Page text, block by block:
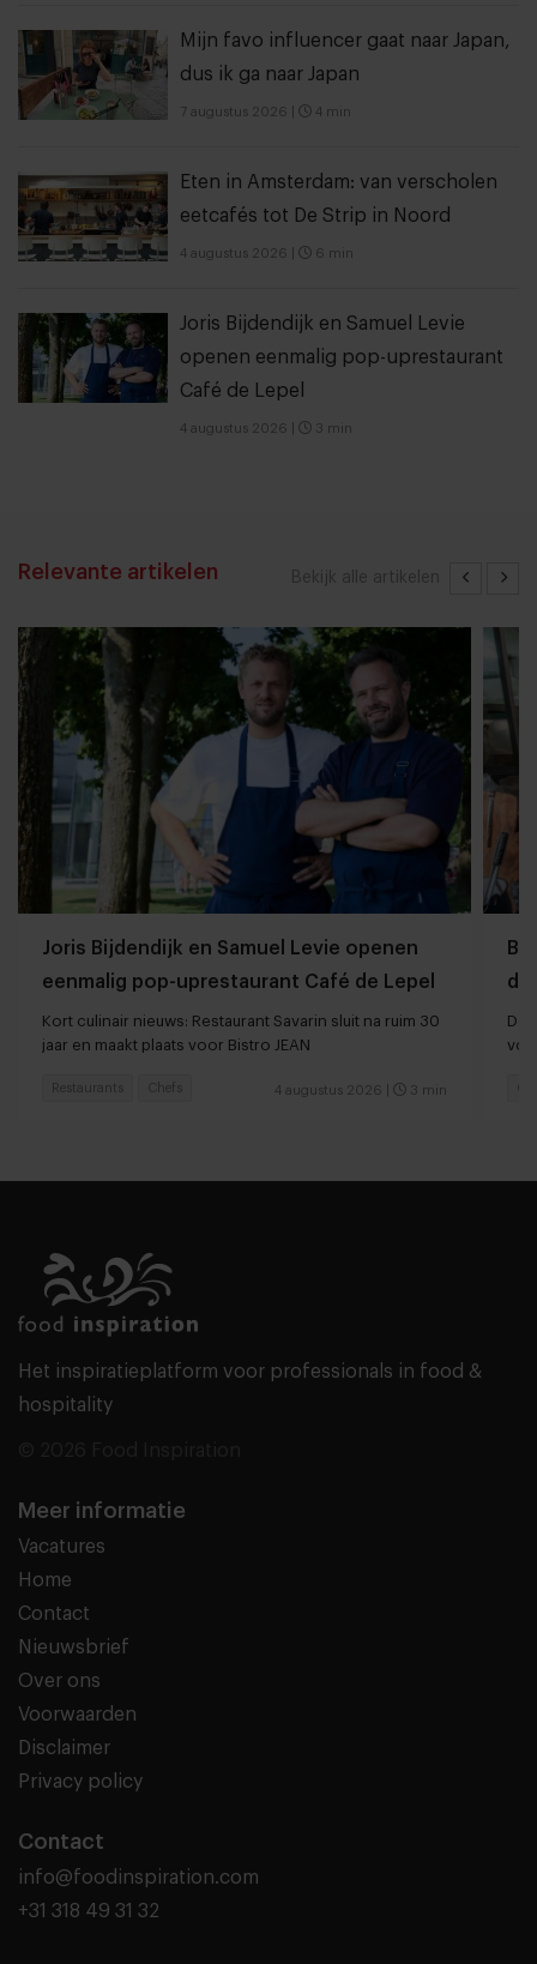
Mijn favo influencer gaat naar Japan,
dus ik ga naar Japan
7 augustus 2026 4 min
Eten in Amsterdam: van verscholen
eetcafés tot De Strip in Noord
4 augustus 2026 6 min
Joris Bijdendijk en Samuel Levie
openen eenmalig pop-uprestaurant
Café de Lepel
4 augustus 2026 3 min
Bekijk alle artikelen
Relevante artikelen
Joris Bijdendijk en Samuel Levie openen
eenmalig pop-uprestaurant Café de Lepel
Kort culinair nieuws: Restaurant Savarin sluit na ruim 30
jaar en maakt plaats voor Bistro JEAN
4 augustus 2026 3 min
Restaurants Chefs
De
Het inspiratieplatform voor professionals in food &
hospitality
Meer informatie
Vacatures
Home
Contact
Nieuwsbrief
Over ons
Voorwaarden
Disclaimer
Privacy policy
Contact
info@foodinspiration.com
+31 318 49 31 32